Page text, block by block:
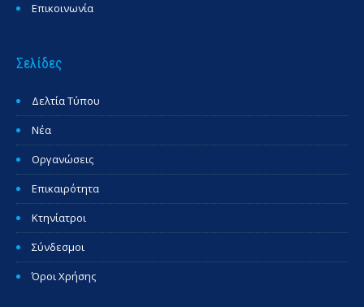
Επικοινωνία
Σελίδες
Δελτία Τύπου
Νέα
Οργανώσεις
Επικαιρότητα
Κτηνίατροι
Σύνδεσμοι
Όροι Χρήσης